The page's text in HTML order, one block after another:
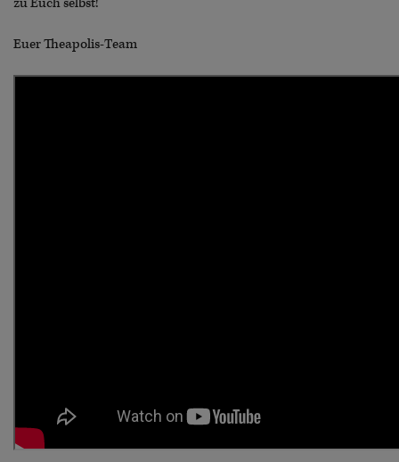
Euer Theapolis-Team